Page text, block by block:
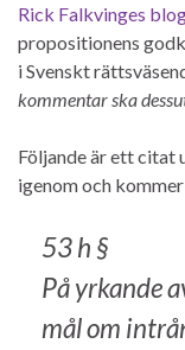
Rick Falkvinges
propositionens
i Svenskt
kommentar ska
Följande är ett citat
igenom och
53 h §
På yrkande
mål om